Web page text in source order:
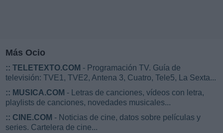
Más Ocio
:: TELETEXTO.COM - Programación TV. Guía de
televisión: TVE1, TVE2, Antena 3, Cuatro, Tele5, La Sexta...
:: MUSICA.COM - Letras de canciones, vídeos con letra,
playlists de canciones, novedades musicales...
:: CINE.COM - Noticias de cine, datos sobre películas y
series. Cartelera de cine...